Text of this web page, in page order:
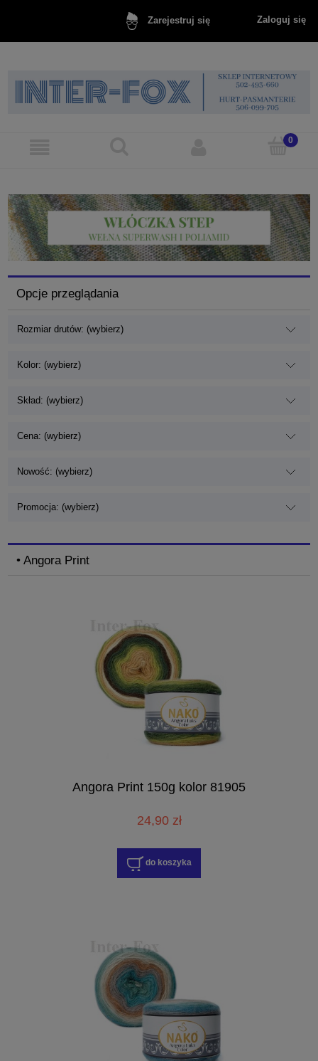
Zarejestruj się Zaloguj się
Opcje przeglądania
Rozmiar drutów: (wybierz)
Kolor: (wybierz)
Skład: (wybierz)
Cena: (wybierz)
Nowość: (wybierz)
Promocja: (wybierz)
• Angora Print
Angora Print 150g kolor 81905
24,90 zł
do koszyka